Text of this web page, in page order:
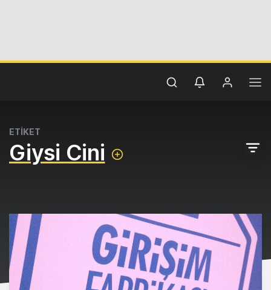
ETİKET
Giysi Cini